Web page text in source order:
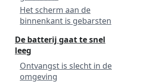
Het scherm aan de
binnenkant is gebarsten
De batterij gaat te snel
leeg
Ontvangst is slecht in de
omgeving